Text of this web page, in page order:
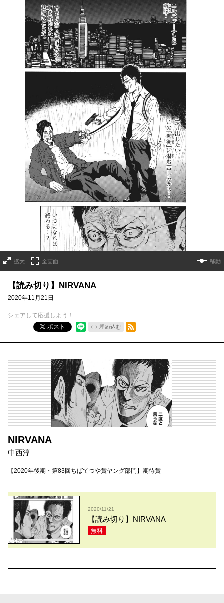
拡大 全画面 移動
【読み切り】NIRVANA
2020年11月21日
シェアして応援しよう！
ポスト
埋め込む
RSSフィード
NIRVANA
中西淳
【2020年後期・第83回ちばてつや賞ヤング部門】期待賞
2020/11/21
【読み切り】NIRVANA
無料